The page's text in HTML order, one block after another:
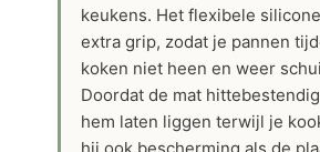
keukens. Het flexibele
extra grip, zodat je pannen
koken niet heen en weer
Doordat de mat
hem laten liggen terwijl je